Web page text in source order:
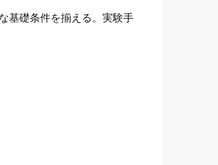
基礎条件を揃える。実験手